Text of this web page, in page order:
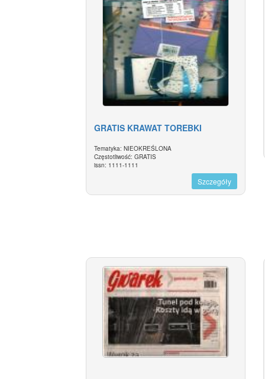
GRATIS KRAWAT TOREBKI
Tematyka: NIEOKREŚLONA
Częstotliwość: GRATIS
issn: 1111-1111
Szczegóły